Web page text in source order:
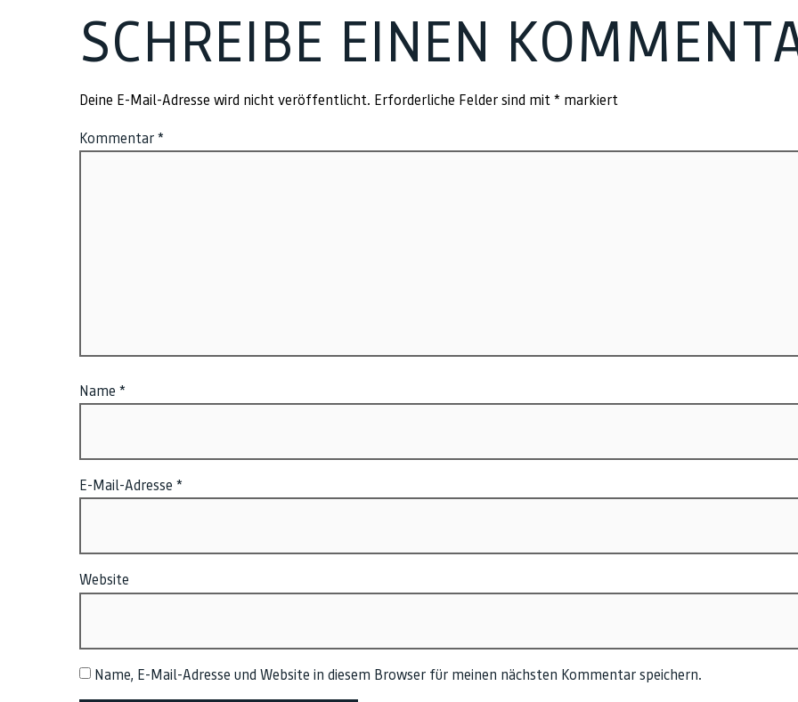
SCHREIBE EINEN
Deine E-Mail-Adresse wird nicht veröffentlicht. Erforderliche Felder sind mit * markiert
Kommentar *
Name *
E-Mail-Adresse *
Website
Name, E-Mail-Adresse und Website in diesem Browser für meinen nächsten Kommentar speichern.